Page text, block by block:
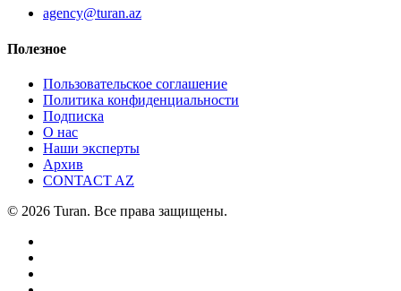
agency@turan.az
Полезное
Пользовательское соглашение
Политика конфиденциальности
Подписка
О нас
Наши эксперты
Архив
CONTACT AZ
© 2026 Turan. Все права защищены.